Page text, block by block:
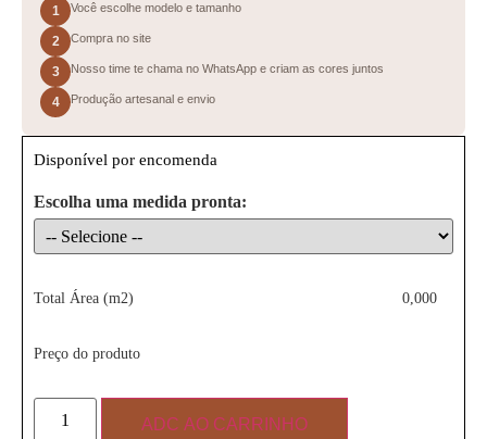
1 Você escolhe modelo e tamanho
2 Compra no site
3 Nosso time te chama no WhatsApp e criam as cores juntos
4 Produção artesanal e envio
Disponível por encomenda
Escolha uma medida pronta:
Total Área (m2) 0,000
Preço do produto
ADC AO CARRINHO